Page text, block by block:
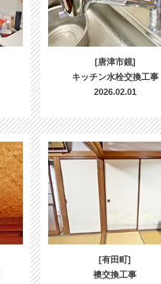
[唐津市鏡]
キッチン水栓交換工事
2026.02.01
[有田町]
襖交換工事